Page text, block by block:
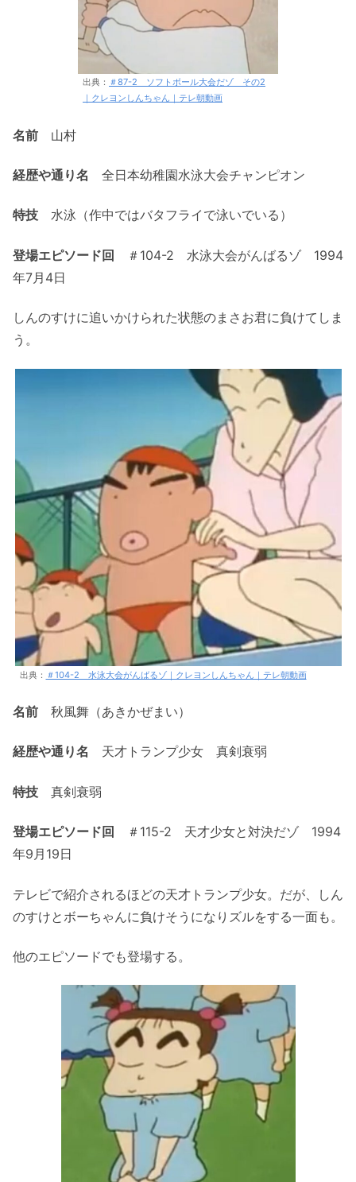
出典： ＃87-2 ソフトボール大会だゾ その2
｜クレヨンしんちゃん｜テレ朝動画
名前 山村
経歴や通り名 全日本幼稚園水泳大会チャンピオン
特技 水泳（作中ではバタフライで泳いでいる）
登場エピソード回 ＃104-2 水泳大会がんばるゾ 1994
年7月4日
しんのすけに追いかけられた状態のまさお君に負けてしま
う。
出典： ＃104-2 水泳大会がんばるゾ｜クレヨンしんちゃん｜テレ朝動画
名前 秋風舞（あきかぜまい）
経歴や通り名 天才トランプ少女 真剣衰弱
特技 真剣衰弱
登場エピソード回
＃115-2 天才少女と対決だゾ 1994
年9月19日
テレビで紹介されるほどの天才トランプ少女。だが、しん
のすけとボーちゃんに負けそうになりズルをする一面も。
他のエピソードでも登場する。